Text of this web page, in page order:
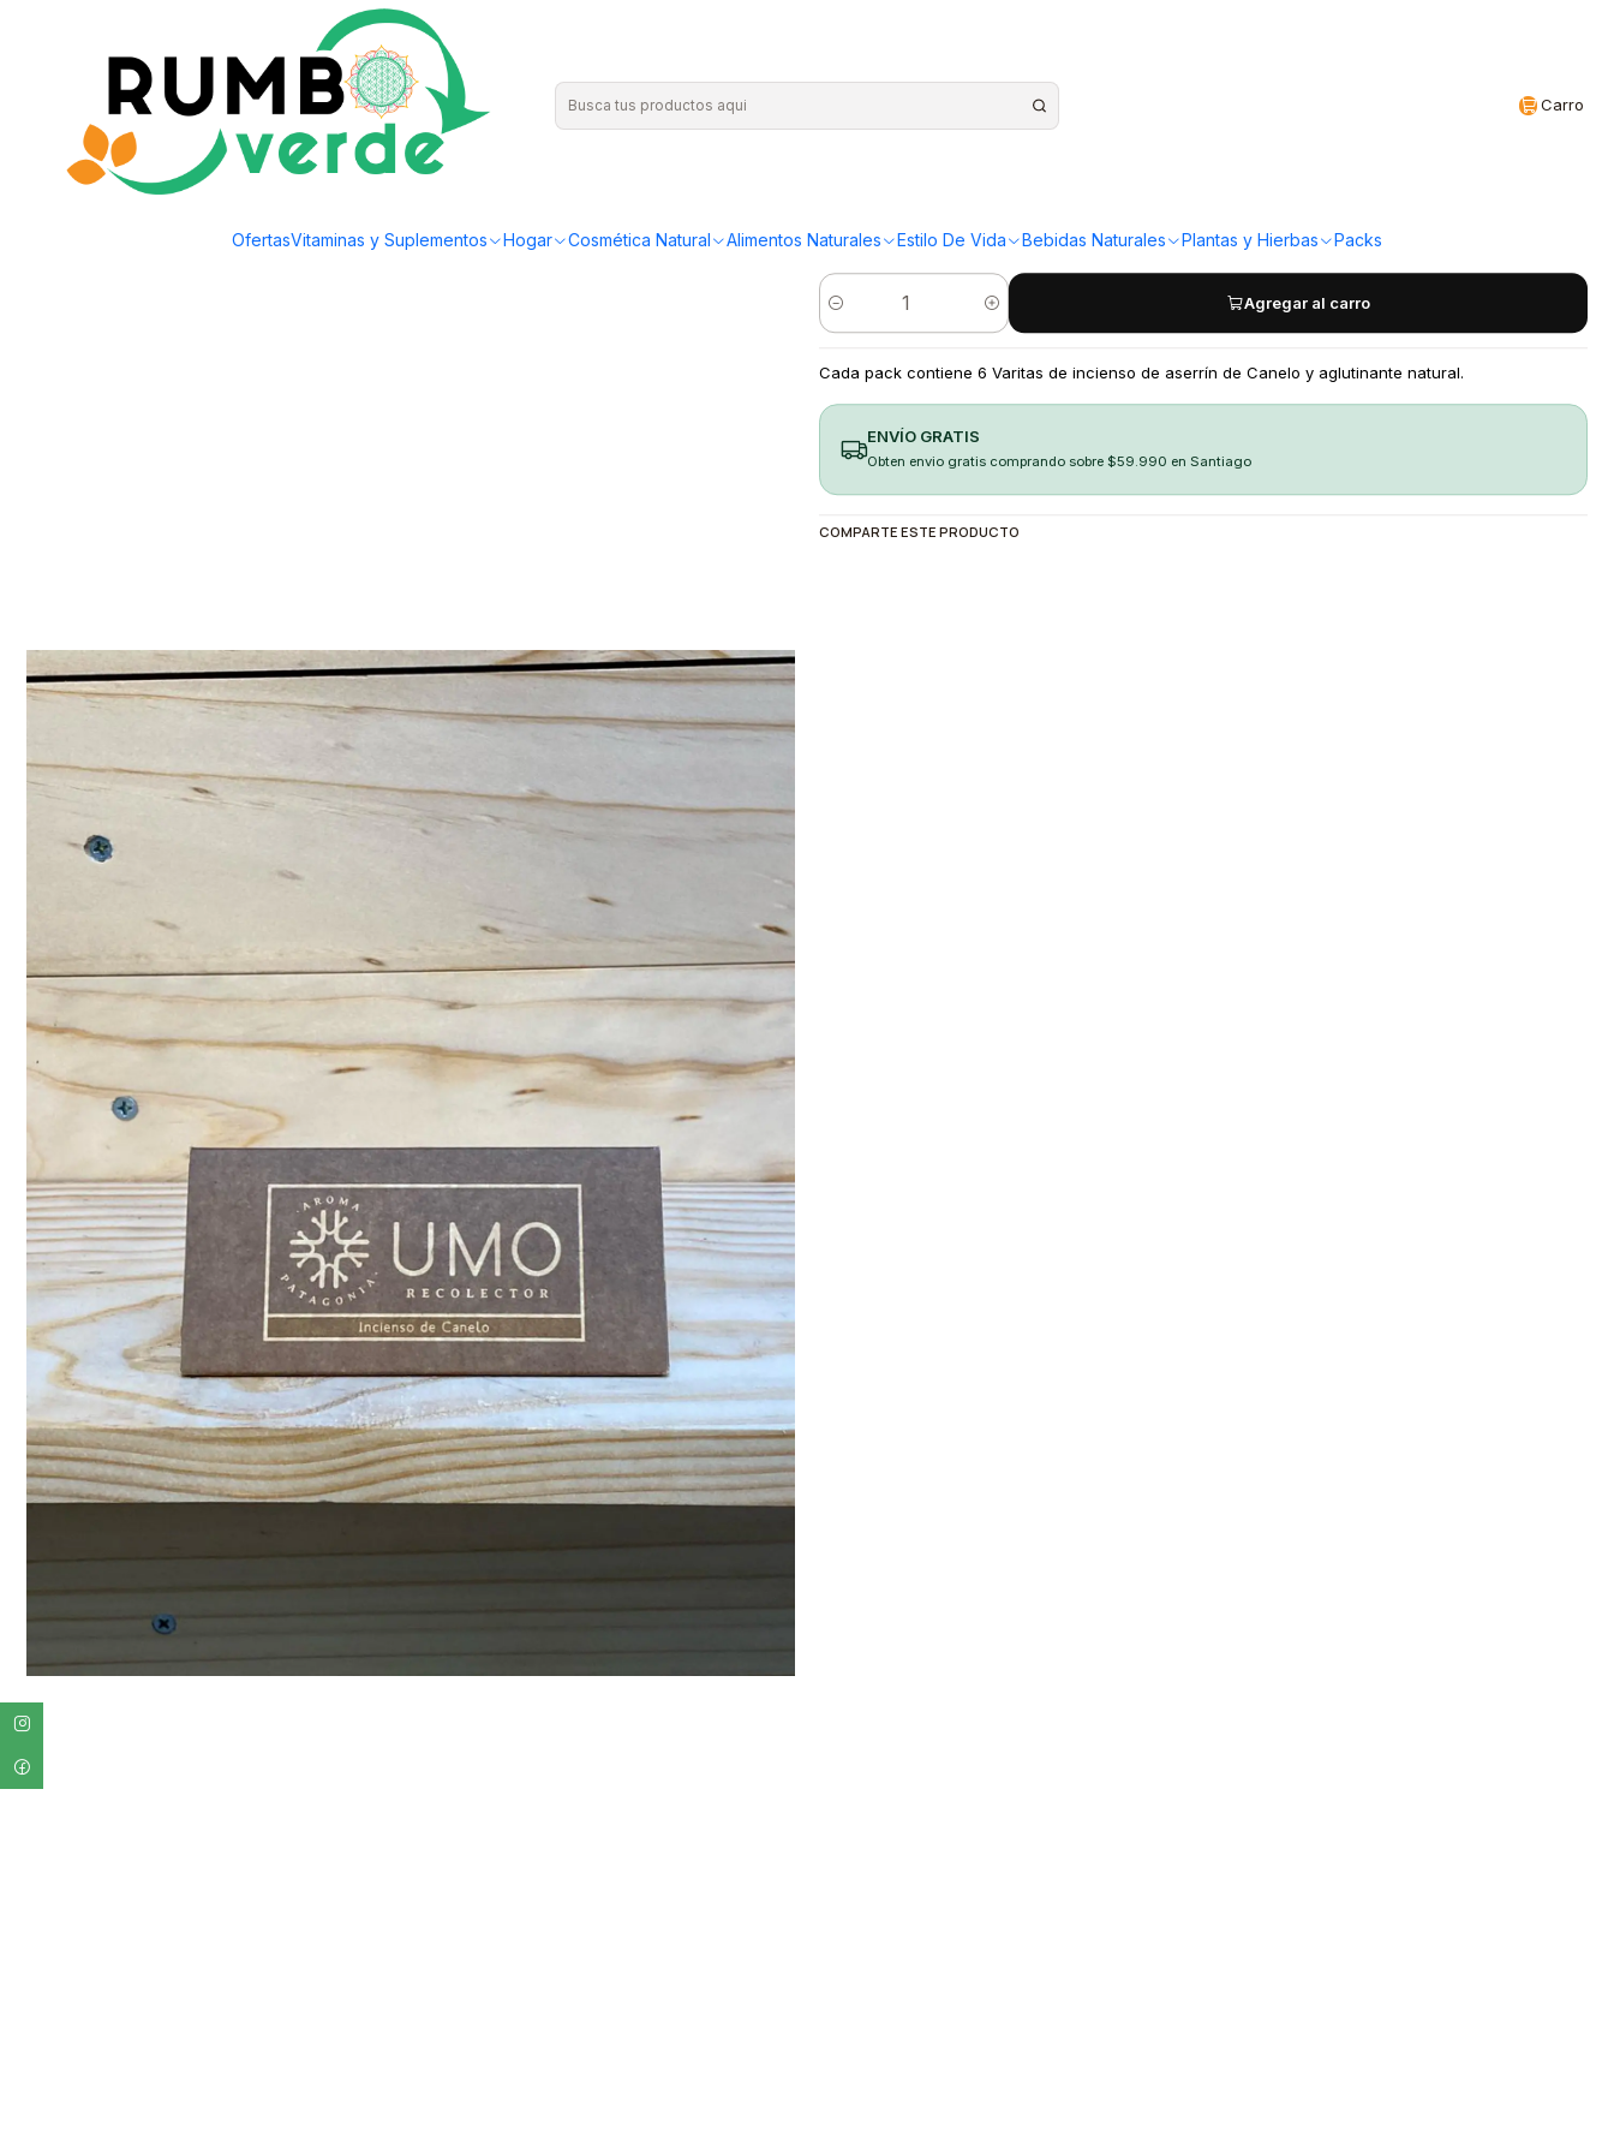
Carro
OfertasVitaminas y Suplementos Hogar Cosmética Natural Alimentos Naturales Estilo De Vida Bebidas Naturales Plantas y Hierbas Packs
Envío gratis por compras sobre los 59.990 en la provincia de Santiago
Hogar Limpieza Natural Varitas de Incienso - Canelo
¡Compra más y ahorra!
Cantidad
Agregar al carro
Cada pack contiene 6 Varitas de incienso de aserrín de Canelo y aglutinante natural.
ENVÍO GRATIS
Obten envio gratis comprando sobre $59.990 en Santiago
COMPARTE ESTE PRODUCTO